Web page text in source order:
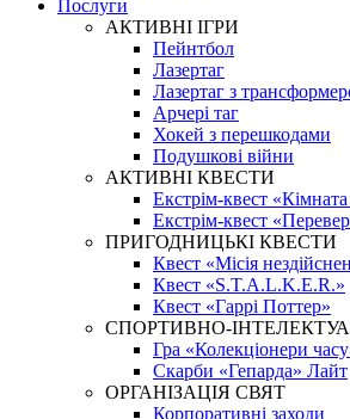
Послуги
АКТИВНІ ІГРИ
Пейнтбол
Лазертаг
Лазертаг з
Арчері таг
Хокей з перешкодами
Подушкові війни
АКТИВНІ КВЕСТИ
Екстрім-квест
Екстрім-квест
ПРИГОДНИЦЬКІ КВЕСТИ
Квест «Місія
Квест «S.T.A.L.K.E.R.»
Квест «Гаррі Поттер»
СПОРТИВНО-
Гра «Колекціонери
Скарби «Гепарда» Лайт
ОРГАНІЗАЦІЯ СВЯТ
Корпоративні заходи